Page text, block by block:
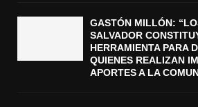
GASTÓN MILLÓN:
SALVADOR
HERRAMIENTA PARA
QUIENES REALIZAN
APORTES A LA